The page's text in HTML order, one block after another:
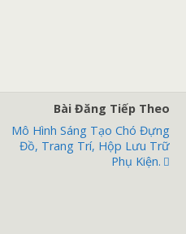
Bài Đăng Tiếp Theo
Mô Hình Sáng Tạo Chó Đựng
Đồ, Trang Trí, Hộp Lưu Trữ
Phụ Kiện.